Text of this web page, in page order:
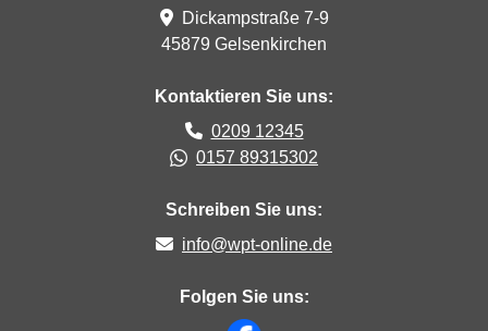
Dickampstraße 7-9
45879 Gelsenkirchen
Kontaktieren Sie uns:
0209 12345Ruf uns an
WhatsApp:
0157 89315302
Schreiben Sie uns:
info@wpt-online.de(öffnet
Folgen Sie uns: